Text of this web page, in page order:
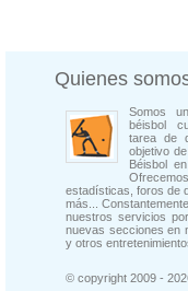
Quienes
Somos
béisbol
tarea de
objetivo
Béisbol
estadísticas, foros de
más...
nuestros servicios
nuevas secciones en
y otros
© copyright 2009 -